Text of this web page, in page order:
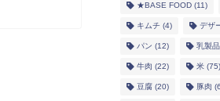
★BASE FOOD(11)
キムチ (4) デザ
パン (12) 乳製品
牛肉 (22) 米(75)
豆腐(20) 豚肉